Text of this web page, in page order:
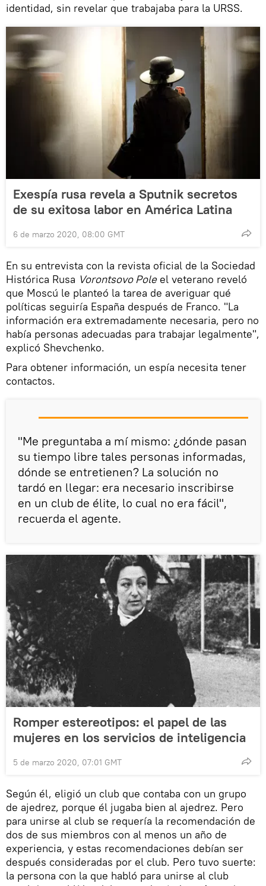
identidad, sin revelar que trabajaba para la URSS.
Exespía rusa revela a Sputnik secretos
de su exitosa labor en América Latina
6 de marzo 2020, 08:00 GMT
En su entrevista con la revista oficial de la Sociedad
Histórica Rusa Vorontsovo Poleel veterano reveló
que Moscú le planteó la tarea de averiguar qué
políticas seguiría España después de Franco. "La
información era extremadamente necesaria, pero no
había personas adecuadas para trabajar legalmente",
explicó Shevchenko.
Para obtener información, un espía necesita tener
contactos.
"Me preguntaba a mí mismo: ¿dónde pasan
su tiempo libre tales personas informadas,
dónde se entretienen? La solución no
tardó en llegar: era necesario inscribirse
en un club de élite, lo cual no era fácil",
recuerda el agente.
Romper estereotipos: el papel de las
mujeres en los servicios de inteligencia
5 de marzo 2020, 07:01 GMT
Según él, eligió un club que contaba con un grupo
de ajedrez, porque él jugaba bien al ajedrez. Pero
para unirse al club se requería la recomendación de
dos de sus miembros con al menos un año de
experiencia, y estas recomendaciones debían ser
después consideradas por el club. Pero tuvo suerte:
la persona con la que habló para unirse al club